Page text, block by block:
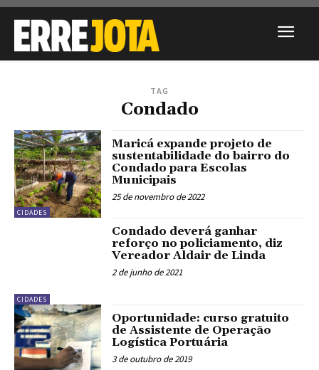
TAG
Condado
CIDADES
Maricá expande projeto de
sustentabilidade do bairro do
Condado para Escolas
Municipais
25 de novembro de 2022
CIDADES
Condado deverá ganhar
reforço no policiamento, diz
Vereador Aldair de Linda
2 de junho de 2021
Oportunidade: curso gratuito
de Assistente de Operação
Logística Portuária
3 de outubro de 2019